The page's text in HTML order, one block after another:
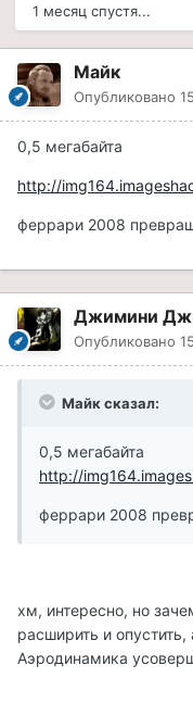
1 месяц спустя...
Майк
Опубликовано
0,5 мегабайта
http://
феррари 2008
Джимини
Опубликовано
Майк сказал:
0,5 мегабайта
http://
феррари 2008
хм, интересно, но
расширить и
Аэродинамика